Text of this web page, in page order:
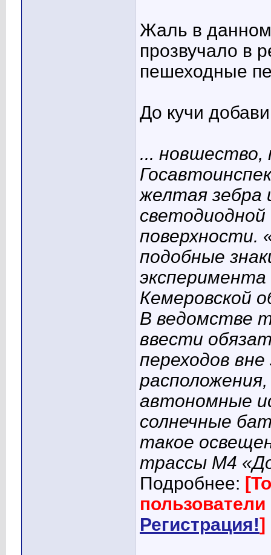
Жаль в
прозвучало в
пешеходные
До кучи
... новшество,
желтая зебра
светодиодной
поверхности.
подобные
эксперимента
Кемеровской
В ведомстве
ввести
переходов
автономные
солнечные
такое
трассы М4
Подробнее:
Регистрация!]